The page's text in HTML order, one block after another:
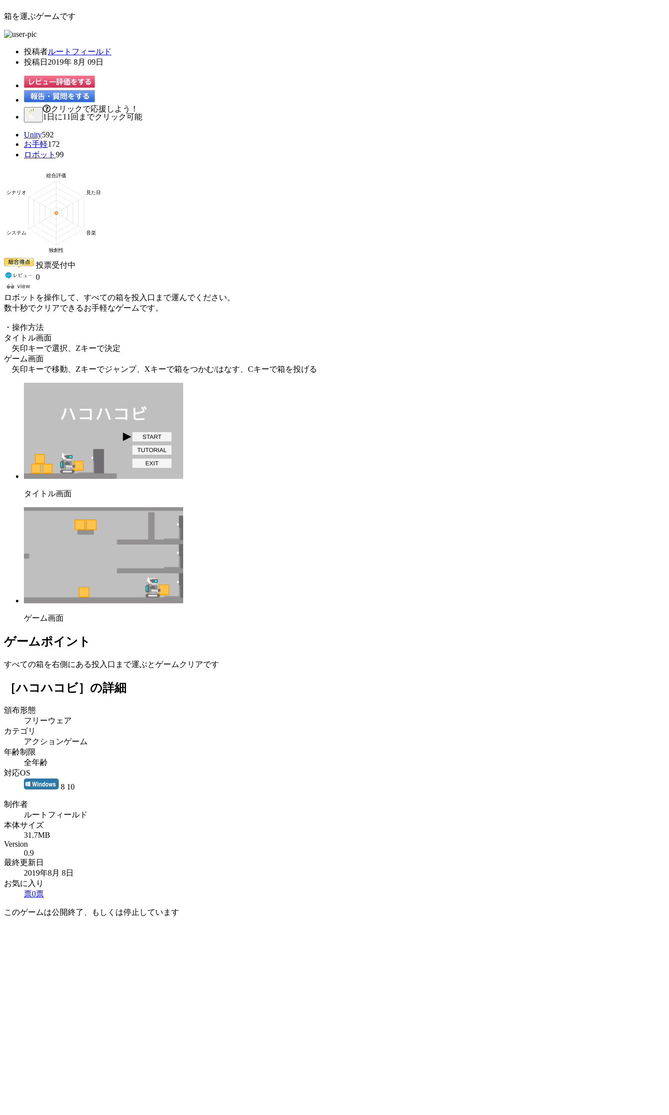
箱を運ぶゲームです
投稿者ルートフィールド
投稿日 2019年 8月 09日
クリックで応援しよう！
1日に11回までクリック可能
Unity592
お手軽172
ロボット 99
投票受付中
0
ロボットを操作して、すべての箱を投入口まで運んでください。
数十秒でクリアできるお手軽なゲームです。
・操作方法
タイトル画面
矢印キーで選択、Zキーで決定
ゲーム画面
矢印キーで移動、Zキーでジャンプ、Xキーで箱をつかむ/はなす、Cキーで箱を投げる
タイトル画面
ゲーム画面
ゲームポイント
すべての箱を右側にある投入口まで運ぶとゲームクリアです
［ハコハコビ］ の詳細
頒布形態
フリーウェア
カテゴリ
アクションゲーム
年齢制限
全年齢
対応OS
8 10
制作者
ルートフィールド
本体サイズ
31.7MB
Version
0.9
最終更新日
2019年8月 8日
お気に入り
票0票
このゲームは公開終了、もしくは停止しています